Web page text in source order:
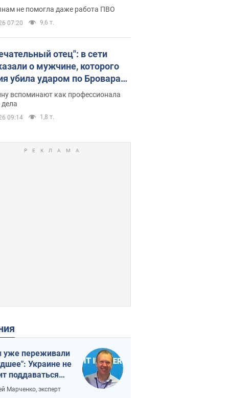
не помогла даже работа ПВО
07:20 9,6 т.
отец": в сети
о мужчине, которого
убила ударом по Броварам.
вспоминают как профессионала
дела
09:14 1,8 т.
переживали
Украине не
поддаваться
из-за
Марченко, эксперт